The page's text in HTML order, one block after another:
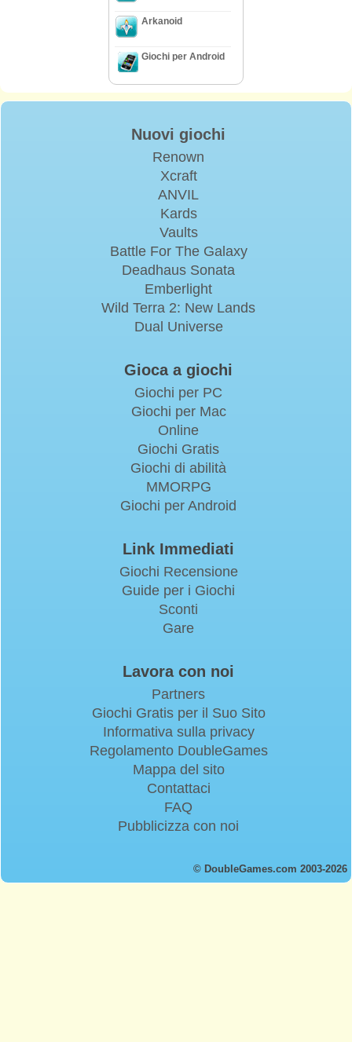
Arkanoid
Giochi per Android
Nuovi giochi
Renown
Xcraft
ANVIL
Kards
Vaults
Battle For The Galaxy
Deadhaus Sonata
Emberlight
Wild Terra 2: New Lands
Dual Universe
Gioca a giochi
Giochi per PC
Giochi per Mac
Online
Giochi Gratis
Giochi di abilità
MMORPG
Giochi per Android
Link Immediati
Giochi Recensione
Guide per i Giochi
Sconti
Gare
Lavora con noi
Partners
Giochi Gratis per il Suo Sito
Informativa sulla privacy
Regolamento DoubleGames
Mappa del sito
Contattaci
FAQ
Pubblicizza con noi
© DoubleGames.com 2003-2026